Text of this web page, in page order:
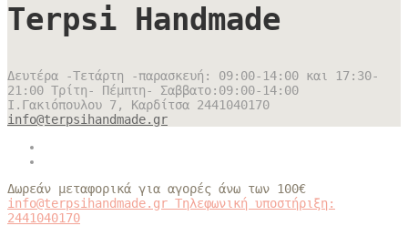
Terpsi Handmade
Δευτέρα -Τετάρτη -παρασκευή: 09:00-14:00 και 17:30-
21:00 Τρίτη- Πέμπτη- Σαββατο:09:00-14:00
Ι.Γακιόπουλου 7, Καρδίτσα 2441040170
info@terpsihandmade.gr
Δωρεάν μεταφορικά για αγορές άνω των 100€
info@terpsihandmade.gr Τηλεφωνική υποστήριξη:
2441040170